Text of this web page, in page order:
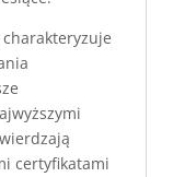
certyfikatami